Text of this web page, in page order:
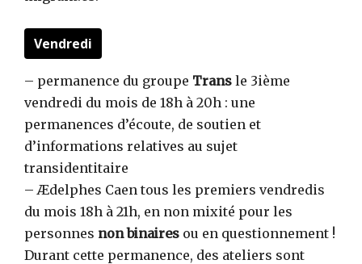
Vendredi
– permanence du groupe Trans le 3ième
vendredi du mois de 18h à 20h : une
permanences d’écoute, de soutien et
d’informations relatives au sujet
transidentitaire
– Ædelphes Caen tous les premiers vendredis
du mois 18h à 21h, en non mixité pour les
personnes non binaires ou en questionnement !
Durant cette permanence, des ateliers sont